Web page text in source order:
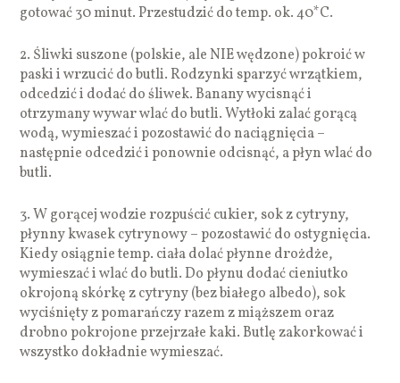
gotować 30 minut. Przestudzić do temp. ok. 40*C.
2. Śliwki suszone (polskie, ale NIE wędzone) pokroić w
paski i wrzucić do butli. Rodzynki sparzyć wrzątkiem,
odcedzić i dodać do śliwek. Banany wycisnąć i
otrzymany wywar wlać do butli. Wytłoki zalać gorącą
wodą, wymieszać i pozostawić do naciągnięcia –
następnie odcedzić i ponownie odcisnąć, a płyn wlać do
butli.
3. W gorącej wodzie rozpuścić cukier, sok z cytryny,
płynny kwasek cytrynowy – pozostawić do ostygnięcia.
Kiedy osiągnie temp. ciała dolać płynne drożdże,
wymieszać i wlać do butli. Do płynu dodać cieniutko
okrojoną skórkę z cytryny (bez białego albedo), sok
wyciśnięty z pomarańczy razem z miąższem oraz
drobno pokrojone przejrzałe kaki. Butlę zakorkować i
wszystko dokładnie wymieszać.